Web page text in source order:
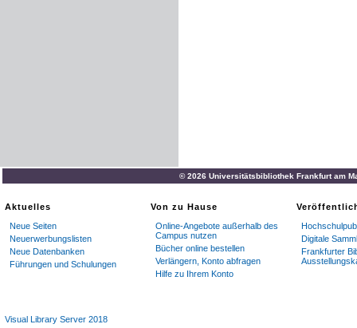
© 2026 Universitätsbibliothek Frankfurt am
Aktuelles
Neue Seiten
Neuerwerbungslisten
Neue Datenbanken
Führungen und Schulungen
Von zu Hause
Online-Angebote außerhalb des
Campus nutzen
Bücher online bestellen
Verlängern, Konto abfragen
Hilfe zu Ihrem Konto
Digitale
Frankfurter
Visual Library Server 2018